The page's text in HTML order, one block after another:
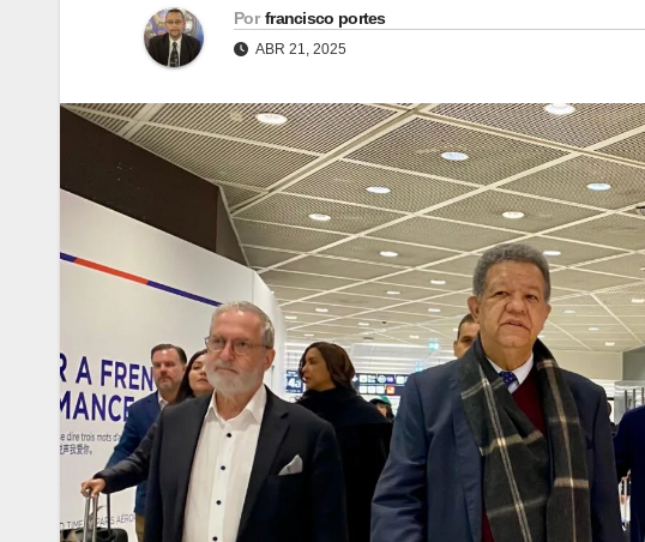
Por francisco portes
ABR 21, 2025